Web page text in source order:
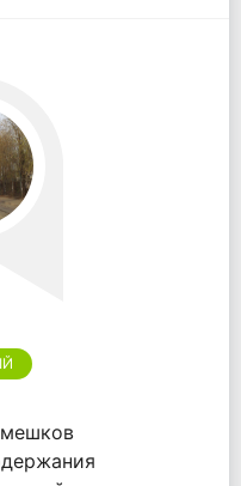
за